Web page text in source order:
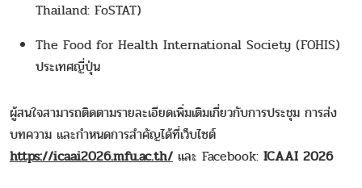
Thailand: FoSTAT)
The Food for Health International Society (FOHIS)
ประเทศญี่ปุ่น
ผู้สนใจสามารถติดตามรายละเอียดเพิ่มเติมเกี่ยวกับการประชุม การส่ง
บทความ และกำหนดการสำคัญได้ที่เว็บไซต์
https://icaai2026.mfu.ac.th/ และ Facebook: ICAAI 2026